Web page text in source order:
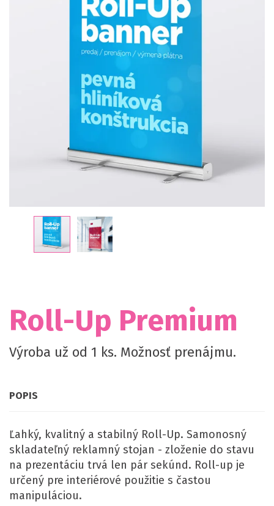
Roll-Up Premium
Výroba už od 1 ks. Možnosť prenájmu.
POPIS
Ľahký, kvalitný a stabilný Roll-Up. Samonosný
skladateľný reklamný stojan - zloženie do stavu
na prezentáciu trvá len pár sekúnd. Roll-up je
určený pre interiérové ​​použitie s častou
manipuláciou.